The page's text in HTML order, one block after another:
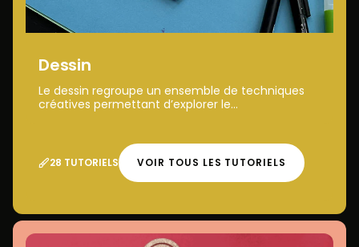
Dessin
Le dessin regroupe un ensemble de techniques
créatives permettant d’explorer le...
28 TUTORIELS VOIR TOUS LES TUTORIELS